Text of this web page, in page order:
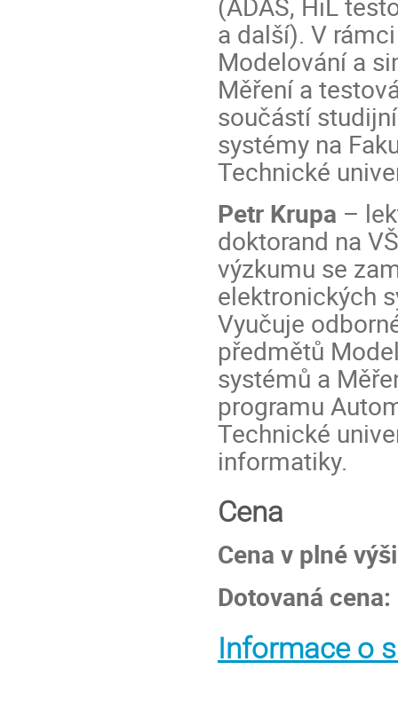
a další). V
Modelování a
Měření a
součástí
systémy na
Technické
Petr Krupa –
doktorand na
výzkumu se
elektronických
Vyučuje
předmětů
systémů a
programu
Technické
informatiky.
Cena
Cena v plné
Dotovaná
Informace o